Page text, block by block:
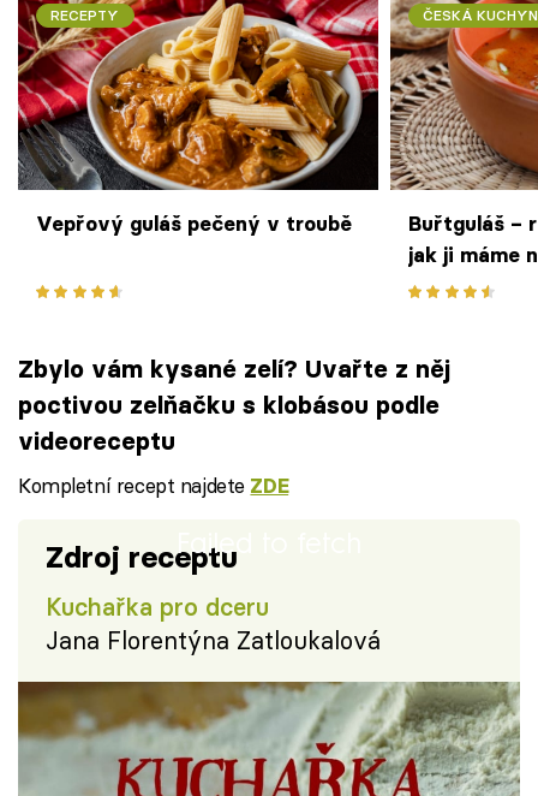
RECEPTY
Vepřový guláš pečený v troubě
ČESKÁ
Buřtguláš –
jak ji máme
Zbylo vám kysané zelí? Uvařte z něj
poctivou zelňačku s klobásou podle
videoreceptu
Kompletní recept najdete ZDE
Failed to fetch
Zdroj receptu
Kuchařka pro dceru
Jana Florentýna Zatloukalová